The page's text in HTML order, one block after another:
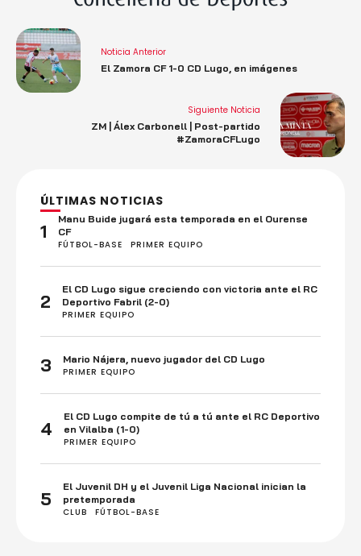
Noticia Anterior
El Zamora CF 1-0 CD Lugo, en imágenes
Siguiente Noticia
ZM | Álex Carbonell | Post-partido
#ZamoraCFLugo
ÚLTIMAS NOTICIAS
1
Manu Buide jugará esta temporada en el Ourense
CF
FÚTBOL-BASE
PRIMER EQUIPO
2
El CD Lugo sigue creciendo con victoria ante el RC
Deportivo Fabril (2-0)
PRIMER EQUIPO
3
Mario Nájera, nuevo jugador del CD Lugo
PRIMER EQUIPO
4
El CD Lugo compite de tú a tú ante el RC Deportivo
en Vilalba (1-0)
PRIMER EQUIPO
5
El Juvenil DH y el Juvenil Liga Nacional inician la
pretemporada
CLUB
FÚTBOL-BASE